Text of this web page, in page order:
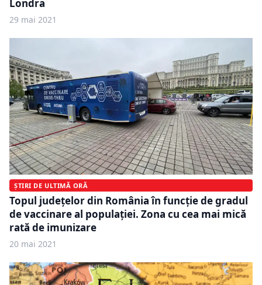
Londra
29 mai 2021
ȘTIRI DE ULTIMĂ ORĂ
Topul județelor din România în funcție de gradul
de vaccinare al populației. Zona cu cea mai mică
rată de imunizare
20 mai 2021